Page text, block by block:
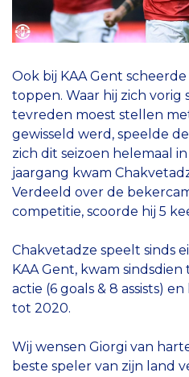
Ook bij KAA Gent
toppen. Waar hij zich vorig
tevreden moest stellen
gewisseld werd, speelde
zich dit seizoen helemaal
jaargang kwam
Verdeeld over de
competitie, scoorde hij 5
Chakvetadze speelt sinds
KAA Gent, kwam
actie (6 goals & 8 assists)
tot 2020.
Wij wensen Giorgi van
beste speler van zijn land